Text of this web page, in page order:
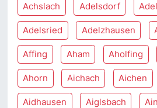
Achslach Adelsdorf
Adelsried Adelzhausen
Affing Aham Aholfing
Ahorn Aichach Aichen
Aidhausen Aiglsbach